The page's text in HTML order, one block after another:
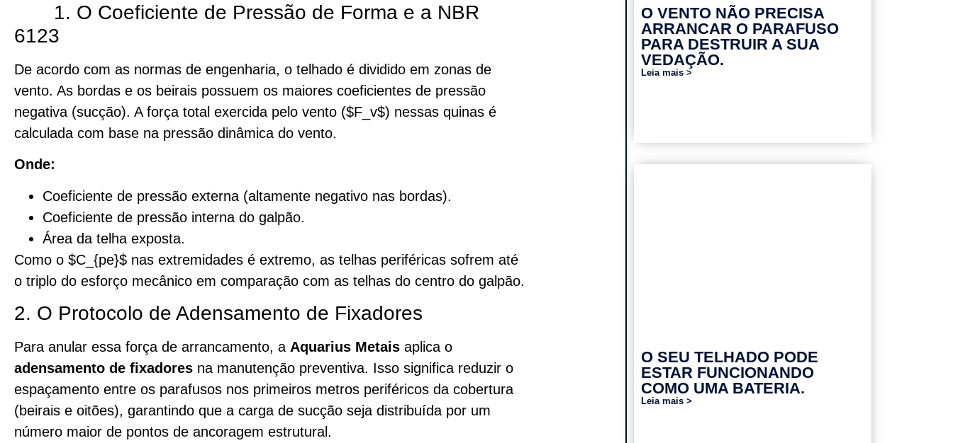
1. O Coeficiente de Pressão de Forma e a NBR
6123
De acordo com as normas de engenharia, o telhado é dividido em zonas de
vento. As bordas e os beirais possuem os maiores coeficientes de pressão
negativa (sucção). A força total exercida pelo vento ($F_v$) nessas quinas é
calculada com base na pressão dinâmica do vento.
Onde:
Coeficiente de pressão externa (altamente negativo nas bordas).
Coeficiente de pressão interna do galpão.
Área da telha exposta.
Como o $C_{pe}$ nas extremidades é extremo, as telhas periféricas sofrem até
o triplo do esforço mecânico em comparação com as telhas do centro do galpão.
2. O Protocolo de Adensamento de Fixadores
Para anular essa força de arrancamento, a Aquarius Metaisaplica o
adensamento de fixadoresna manutenção preventiva. Isso significa reduzir o
espaçamento entre os parafusos nos primeiros metros periféricos da cobertura
(beirais e oitões), garantindo que a carga de sucção seja distribuída por um
número maior de pontos de ancoragem estrutural.
O VENTO NÃO PRECISA
ARRANCAR O PARAFUSO
PARA DESTRUIR A SUA
VEDAÇÃO.
Leia mais >
O SEU TELHADO PODE
ESTAR FUNCIONANDO
COMO UMA BATERIA.
Leia mais >